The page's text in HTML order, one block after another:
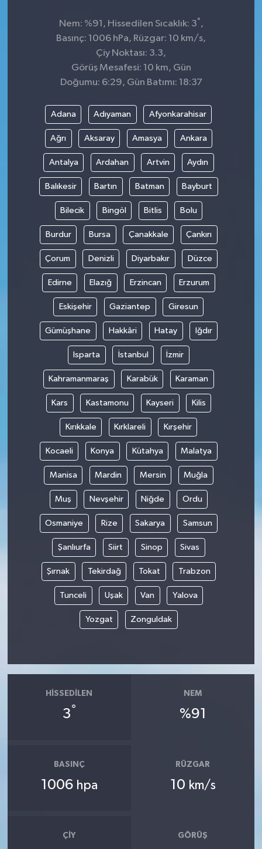
Nem: %91, Hissedilen Sıcaklık: 3° ,
Basınç: 1006 hPa, Rüzgar: 10 km/s,
Çiy Noktası: 3.3,
Görüş Mesafesi: 10 km, Gün
Doğumu: 6:29, Gün Batımı: 18:37
Adana Adıyaman Afyonkarahisar
Ağrı Aksaray Amasya Ankara
Antalya Ardahan Artvin Aydın
Balıkesir Bartın Batman Bayburt
Bilecik Bingöl Bitlis Bolu
Burdur Bursa Çanakkale Çankırı
Çorum Denizli Diyarbakır Düzce
Edirne Elazığ Erzincan Erzurum
Eskişehir Gaziantep Giresun
Gümüşhane Hakkâri Hatay Iğdır
Isparta İstanbul İzmir
Kahramanmaraş Karabük Karaman
Kars Kastamonu Kayseri Kilis
Kırıkkale Kırklareli Kırşehir
Kocaeli Konya Kütahya Malatya
Manisa Mardin Mersin Muğla
Muş Nevşehir Niğde Ordu
Osmaniye Rize Sakarya Samsun
Şanlıurfa Siirt Sinop Sivas
Şırnak Tekirdağ Tokat Trabzon
Tunceli Uşak Van Yalova
Yozgat Zonguldak
HISSEDILEN
3°
NEM
%91
BASINÇ
1006 hpa
RÜZGAR
10 km/s
ÇIY GÖRÜŞ